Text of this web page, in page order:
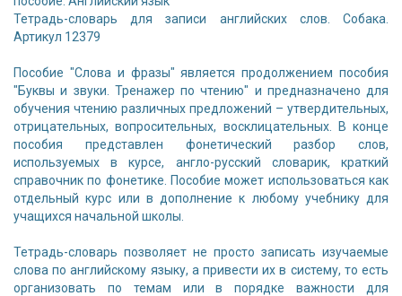
Тетрадь-словарь для записи английских слов. Собака.
Артикул 12379
Пособие "Слова и фразы" является продолжением пособия
"Буквы и звуки. Тренажер по чтению" и предназначено для
обучения чтению различных предложений – утвердительных,
отрицательных, вопросительных, восклицательных. В конце
пособия представлен фонетический разбор слов,
используемых в курсе, англо-русский словарик, краткий
справочник по фонетике. Пособие может использоваться как
отдельный курс или в дополнение к любому учебнику для
учащихся начальной школы.
Тетрадь-словарь позволяет не просто записать изучаемые
слова по английскому языку, а привести их в систему, то есть
организовать по темам или в порядке важности для